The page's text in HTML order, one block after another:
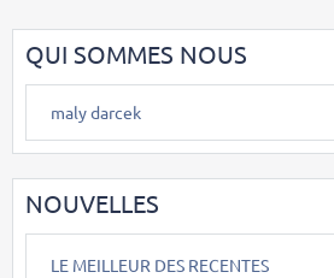
QUI SOMMES NOUS
maly darcek
NOUVELLES
LE MEILLEUR DES RECENTES